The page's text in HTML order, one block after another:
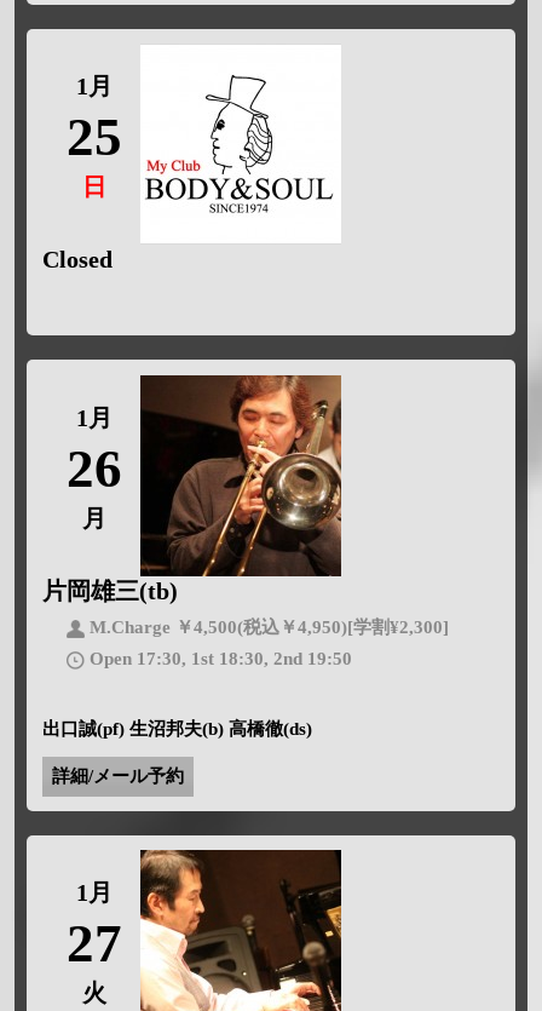
1月
25
日
Closed
1月
26
月
片岡雄三(tb)
M.Charge ￥4,500(税込￥4,950)[学割¥2,300]
Open 17:30, 1st 18:30, 2nd 19:50
出口誠(pf) 生沼邦夫(b) 高橋徹(ds)
詳細/メール予約
1月
27
火